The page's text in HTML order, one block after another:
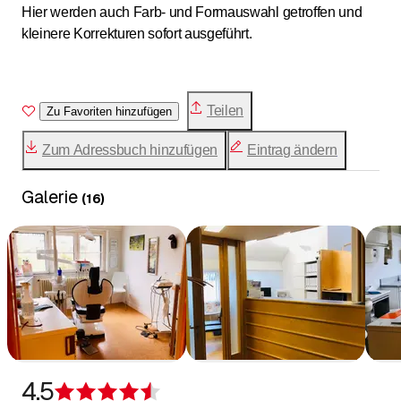
Hier werden auch Farb- und Formauswahl getroffen und
kleinere Korrekturen sofort ausgeführt.
Zu Favoriten hinzufügen Teilen
Zum Adressbuch hinzufügen Eintrag ändern
Galerie (16)
4.5